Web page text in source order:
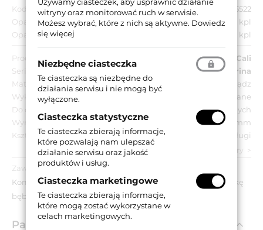
Kod EAN:
8032731605522
Opakowanie jednostkowe:
1 kpl
Opakowanie zbiorcze:
1 kpl
Producent:
Linea Cali
Seria:
Marina
Materiał:
Mosiądz
Wykończenie:
CR - chromowane
Do drzwi:
Wewnętrznych
Wymiar szyldu:
45x256 mm
Kształt szyldu:
Długi
zobacz wszystkie parametry
Zawartość opakowania:
Komplet klamek na długich szyldach z otworem na wkładkę
bębenkową, akcesoria montażowe.
Parametry techniczne
witryny oraz monitorować ruch w serwisie.
Możesz wybrać, które z nich są aktywne. Dowiedz
się więcej
Niezbędne ciasteczka
Te ciasteczka są niezbędne do
działania serwisu i nie mogą być
wyłączone.
Ciasteczka statystyczne
Te ciasteczka zbierają informacje,
które pozwalają nam ulepszać
działanie serwisu oraz jakość
produktów i usług.
Ciasteczka marketingowe
Te ciasteczka zbierają informacje,
które mogą zostać wykorzystane w
celach marketingowych.